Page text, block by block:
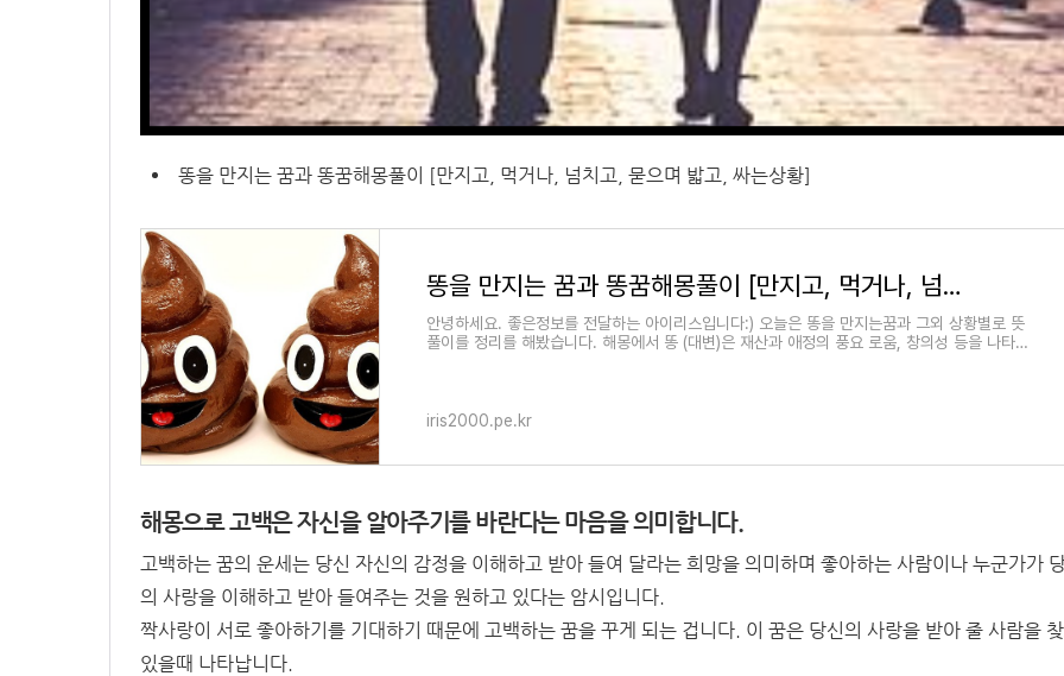
똥을 만지는 꿈과 똥꿈해몽풀이 [만지고, 먹거나, 넘치고, 묻으며 밟고, 싸는상황]
똥을 만지는 꿈과 똥꿈해몽풀이 [만지고, 먹거나, 넘치고, 묻으며 밟고, 싸는상황]
안녕하세요. 좋은정보를 전달하는 아이리스입니다:) 오늘은 똥을 만지는꿈과 그외 상황별로 뜻
풀이를 정리를 해봤습니다. 해몽에서 똥 (대변)은 재산과 애정의 풍요 로움, 창의성 등을 나타냅
iris2000.pe.kr
해몽으로 고백은 자신을 알아주기를 바란다는 마음을 의미합니다.
고백하는 꿈의 운세는 당신 자신의 감정을 이해하고 받아 들여 달라는 희망을 의미하며 좋아하는 사람이나 누군가가
의 사랑을 이해하고 받아 들여주는 것을 원하고 있다는 암시입니다.
짝사랑이 서로 좋아하기를 기대하기 때문에 고백하는 꿈을 꾸게 되는 겁니다. 이 꿈은 당신의 사랑을 받아 줄 사람을
있을때 나타납니다.